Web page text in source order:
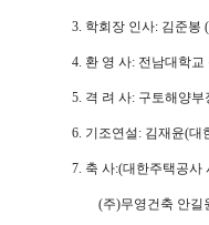
3. 학회장 인사: 김준봉
4. 환 영 사: 전남대학교
5. 격 려 사: 구토해양부
6. 기조연설: 김재윤(대
7. 축 사:(대한주택공사
(주)무영건축 안길